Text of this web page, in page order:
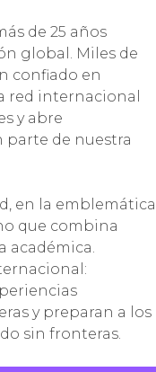
de 25 años
global. Miles de
confiado en
red internacional
y abre
de nuestra
en la emblemática
que combina
académica.
y preparan a los
sin fronteras.